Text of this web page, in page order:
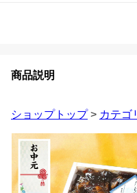
商品説明
ショップトップ> カテゴ